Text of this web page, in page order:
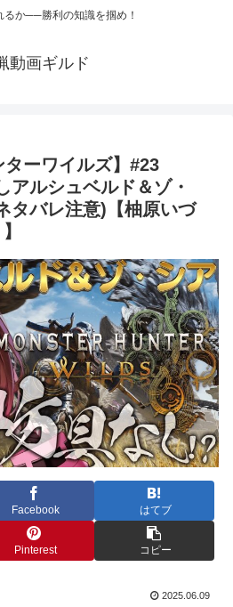
るか──勝利の知識を掴め！
動画ギルド
ターワイルズ】#23
アルシュベルド＆ゾ・
タバレ注意)【柚原いづ
Facebook はてブ
Pinterest コピー
2025.06.09